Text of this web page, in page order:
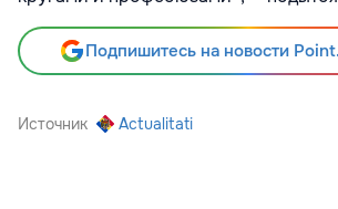
Подпишитесь на новости
Источник Actualitati